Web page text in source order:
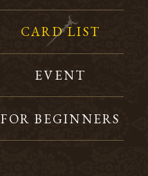
CARD LIST
EVENT
FOR BEGINNERS